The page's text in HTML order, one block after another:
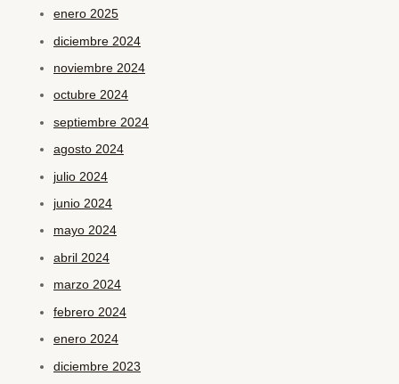
enero 2025
diciembre 2024
noviembre 2024
octubre 2024
septiembre 2024
agosto 2024
julio 2024
junio 2024
mayo 2024
abril 2024
marzo 2024
febrero 2024
enero 2024
diciembre 2023